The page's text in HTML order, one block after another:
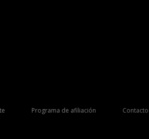
Programa de afiliación Contacto